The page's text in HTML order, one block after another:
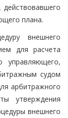
плана.
внешнего
для расчета
управляющего,
судом
арбитражного
утверждения
внешнего